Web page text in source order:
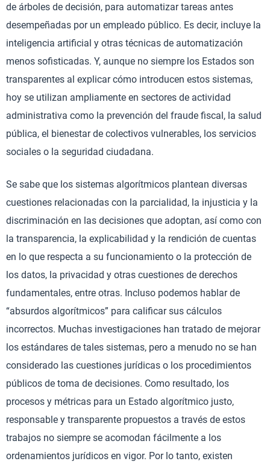
de árboles de decisión, para automatizar tareas antes
desempeñadas por un empleado público. Es decir, incluye la
inteligencia artificial y otras técnicas de automatización
menos sofisticadas. Y, aunque no siempre los Estados son
transparentes al explicar cómo introducen estos sistemas,
hoy se utilizan ampliamente en sectores de actividad
administrativa como la prevención del fraude fiscal, la salud
pública, el bienestar de colectivos vulnerables, los servicios
sociales o la seguridad ciudadana.
Se sabe que los sistemas algorítmicos plantean diversas
cuestiones relacionadas con la parcialidad, la injusticia y la
discriminación en las decisiones que adoptan, así como con
la transparencia, la explicabilidad y la rendición de cuentas
en lo que respecta a su funcionamiento o la protección de
los datos, la privacidad y otras cuestiones de derechos
fundamentales, entre otras. Incluso podemos hablar de
“absurdos algorítmicos” para calificar sus cálculos
incorrectos. Muchas investigaciones han tratado de mejorar
los estándares de tales sistemas, pero a menudo no se han
considerado las cuestiones jurídicas o los procedimientos
públicos de toma de decisiones. Como resultado, los
procesos y métricas para un Estado algorítmico justo,
responsable y transparente propuestos a través de estos
trabajos no siempre se acomodan fácilmente a los
ordenamientos jurídicos en vigor. Por lo tanto, existen